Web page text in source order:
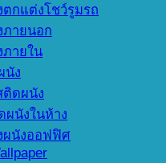
กแต่งโชว์รูมรถ
ภายนอก
ภายใน
นัง
ติดผนัง
นังในห้าง
ผนังออฟฟิศ